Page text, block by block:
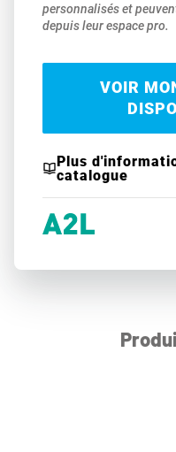
personnalisés et
depuis leur espace pro.
VOIR
Plus
catalogue